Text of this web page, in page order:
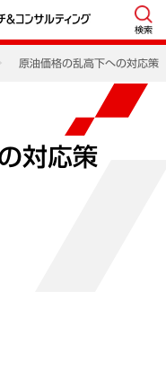
検索
原油価格の乱高下への対応策
対応策